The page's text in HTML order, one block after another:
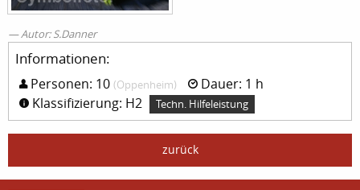
Autor: S.Danner
Informationen:
Personen: 10 (Oppenheim)
Dauer: 1 h
Klassifizierung: H2
Techn. Hilfeleistung
zurück